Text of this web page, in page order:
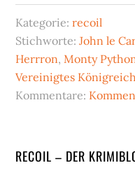
Kategorie:recoil
Stichworte:John le
Herrron, Monty
Vereinigtes Königreich
Kommentare:
Seitenspalte
RECOIL – DER